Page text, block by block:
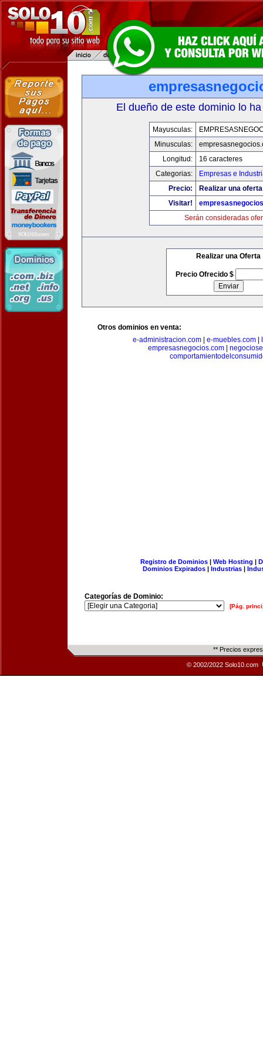
El dueño de este dominio lo
Mayusculas:
Minusculas:
Longitud:
16 caracteres
Categorias:
Empresas e
Precio:
Realizar una
Visitar!
Serán consideradas
Realizar una Oferta
Precio Ofrecido $
Otros dominios en venta:
e-administracion.com| e-muebles.com|
empresasnegocios.com|
Registro de Dominios| Web Hosting |
Dominios Expirados | Industrias |
Categorías de Dominio:
[Pág.
** Precios
© 2002/2022 Solo10.com